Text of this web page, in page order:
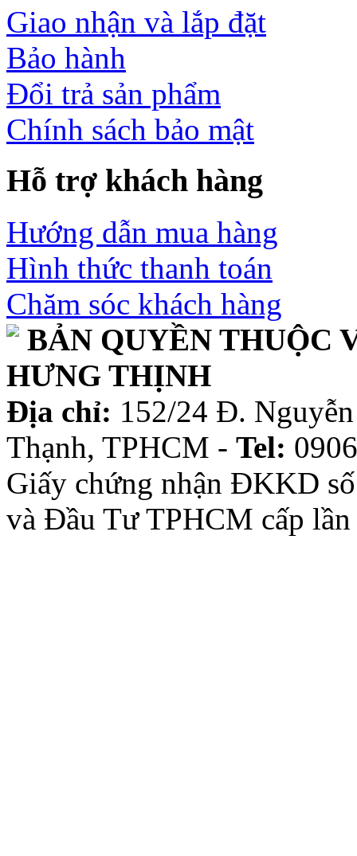
Giao nhận và lắp đặt
Bảo hành
Đổi trả sản phẩm
Chính sách bảo mật
Hỗ trợ khách hàng
Hướng dẫn mua hàng
Hình thức thanh toán
Chăm sóc khách hàng
BẢN QUYỀN THUỘC
HƯNG THỊNH
Địa chỉ: 152/24 Đ.
Thạnh, TPHCM - Tel:
Giấy chứng nhận ĐKKD
và Đầu Tư TPHCM cấp